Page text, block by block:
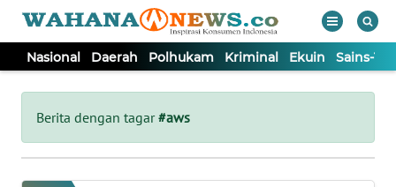
Nasional Daerah Polhukam Kriminal Ekuin Sains-
Berita dengan tagar#aws
Tutup
NASIONAL